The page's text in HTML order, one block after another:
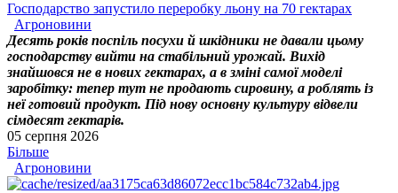
Господарство запустило переробку льону на 70 гектарах
Агроновини
Десять років поспіль посухи й шкідники не давали цьому
господарству вийти на стабільний урожай. Вихід
знайшовся не в нових гектарах, а в зміні самої моделі
заробітку: тепер тут не продають сировину, а роблять із
неї готовий продукт. Під нову основну культуру відвели
сімдесят гектарів.
05 серпня 2026
Більше
Агроновини